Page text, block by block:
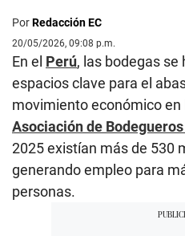
PorRedacción EC
20/05/2026, 09:08 p.m.
En el Perú, las bodegas
espacios clave para el
movimiento económico en
Asociación de
2025 existían más de 530
generando empleo para
personas.